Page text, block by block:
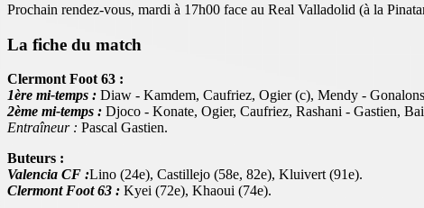
Prochain rendez-vous, mardi à 17h00 face au Real Valladolid (à la
La fiche du match
Clermont Foot 63 :
1ère mi-temps : Diaw - Kamdem, Caufriez, Ogier (c), Mendy -
2ème mi-temps : Djoco - Konate, Ogier, Caufriez, Rashani - Gastien,
Entraîneur : Pascal Gastien.
Buteurs :
Valencia CF :Lino (24e), Castillejo (58e, 82e), Kluivert (91e).
Clermont Foot 63 : Kyei (72e), Khaoui (74e).